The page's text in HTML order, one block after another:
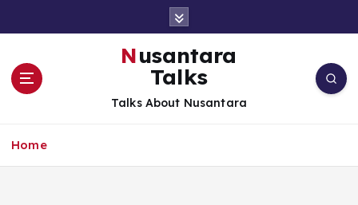
Nusantara
Talks
Talks About Nusantara
Home